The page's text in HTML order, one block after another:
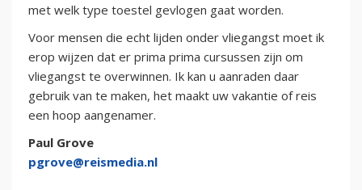
met welk type toestel gevlogen gaat worden.
Voor mensen die echt lijden onder vliegangst moet ik
erop wijzen dat er prima prima cursussen zijn om
vliegangst te overwinnen. Ik kan u aanraden daar
gebruik van te maken, het maakt uw vakantie of reis
een hoop aangenamer.
Paul Grove
pgrove@reismedia.nl